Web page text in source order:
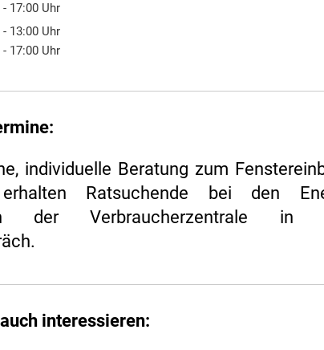
bis 13:00 Uhr
- 17:00 Uhr
bis 17:00 Uhr
- 13:00 Uhr
bis 13:00 Uhr
- 17:00 Uhr
individuelle Beratung zum
Ratsuchende bei den
der Verbraucherzentrale in
interessieren: